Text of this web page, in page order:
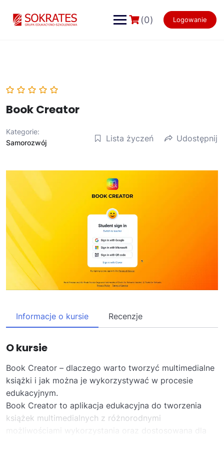
content
(0) Logowanie
Book Creator
Kategorie:
Samorozwój
Lista życzeń Udostępnij
Informacje o kursie Recenzje
O kursie
Book Creator – dlaczego warto tworzyć multimedialne
książki i jak można je wykorzystywać w procesie
edukacyjnym.
Book Creator to aplikacja edukacyjna do tworzenia
książek multimedialnych z różnorodnymi
możliwościami wykorzystania oraz dostosowana dla